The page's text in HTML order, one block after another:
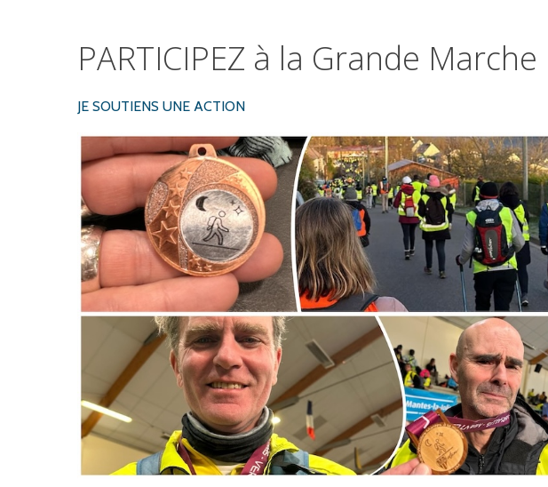
PARTICIPEZ à la Grande Marche
JE SOUTIENS UNE ACTION